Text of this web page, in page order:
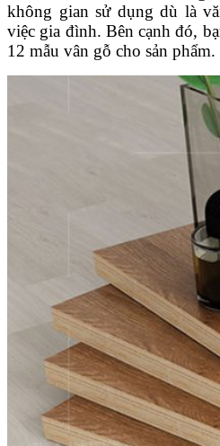
không gian sử dụng dù là
việc gia đình. Bên cạnh đó,
12 mẫu vân gỗ cho sản phẩm.